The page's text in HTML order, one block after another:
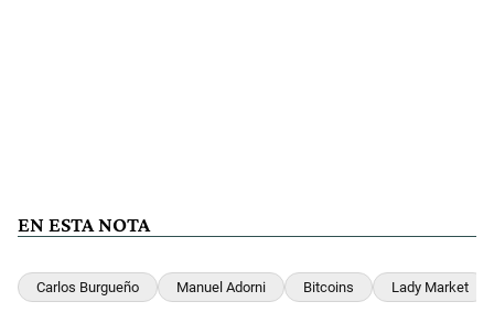
EN ESTA NOTA
Carlos Burgueño Manuel Adorni Bitcoins Lady Market